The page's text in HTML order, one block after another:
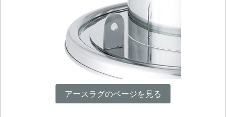
アースラグのページを見る